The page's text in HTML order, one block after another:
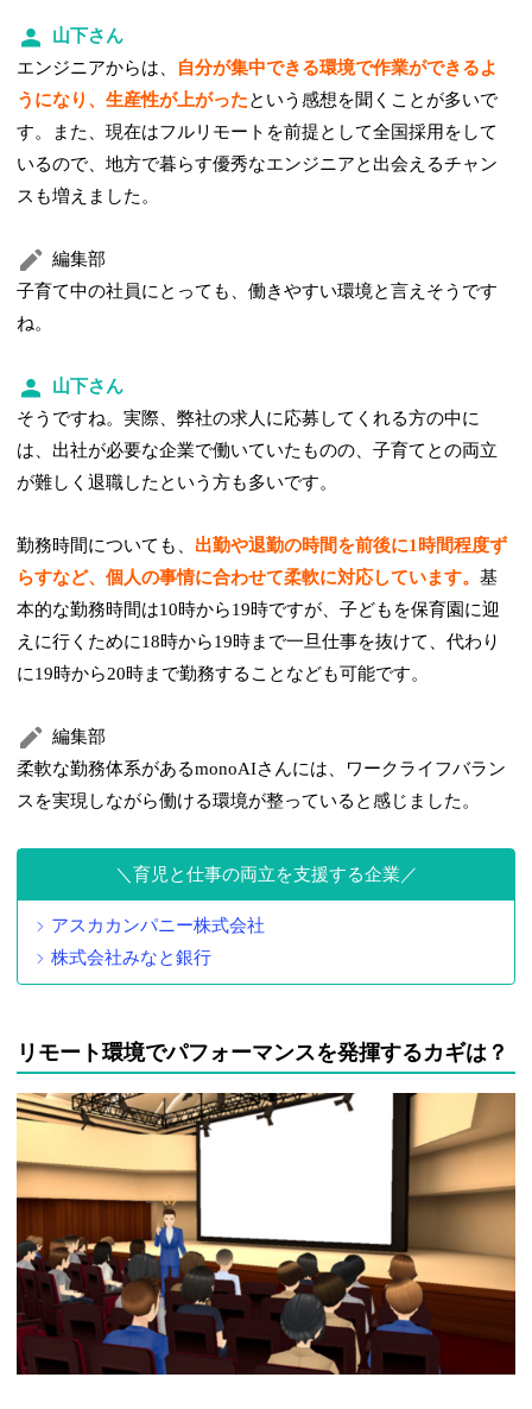
山下さん
エンジニアからは、
自分が集中できる環境で作業ができるよ
うになり、生産性が上がったという感想を聞くことが多いで
す。また、現在はフルリモートを前提として全国採用をして
いるので、地方で暮らす優秀なエンジニアと出会えるチャン
スも増えました。
編集部
子育て中の社員にとっても、働きやすい環境と言えそうです
ね。
山下さん
そうですね。実際、弊社の求人に応募してくれる方の中に
は、出社が必要な企業で働いていたものの、子育てとの両立
が難しく退職したという方も多いです。
勤務時間についても、 出勤や退勤の時間を前後に1時間程度ず
らすなど、個人の事情に合わせて柔軟に対応しています。基
本的な勤務時間は10時から19時ですが、子どもを保育園に迎
えに行くために18時から19時まで一旦仕事を抜けて、代わり
に19時から20時まで勤務することなども可能です。
編集部
柔軟な勤務体系があるmonoAIさんには、ワークライフバラン
スを実現しながら働ける環境が整っていると感じました。
育児と仕事の両立を支援する企業
アスカカンパニー株式会社
株式会社みなと銀行
リモート環境でパフォーマンスを発揮するカギは？